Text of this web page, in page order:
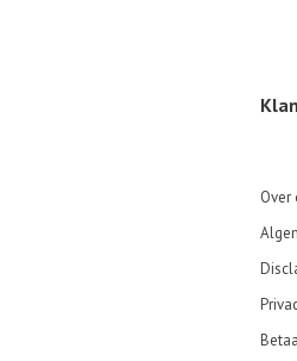
Over